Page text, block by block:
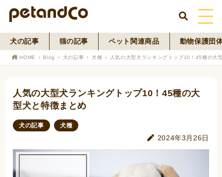
HOME
犬の記事 猫の記事 ペット関連商品 動物保護団
HOME Blog 犬の記事 犬種 人気の大型犬ランキングトップ10！45種の大
人気の大型犬ランキングトップ10！45種の大
型犬と特徴まとめ
犬の記事 犬種
2024年3月26日